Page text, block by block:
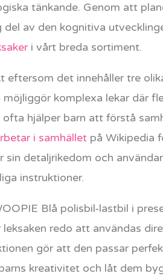
tänkande. Genom att
del av den kognitiva
i vårt breda sortiment.
eftersom det innehåller tre
komplexa lekar där
hjälper barn att förstå
i samhället på Wikipedia
sin detaljrikedom och
instruktioner.
Blå polisbil-lastbil i
redo att användas
gör att den passar
kreativitet och låt dem